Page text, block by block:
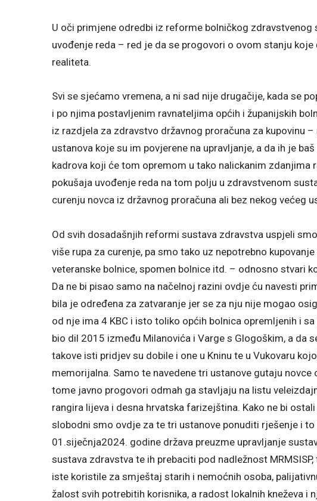
U oči primjene odredbi iz reforme bolničkog zdravstvenog
uvođenje reda – red je da se progovori o ovom stanju
realiteta.
Svi se sjećamo vremena, a ni sad nije drugačije, kada se
i po njima postavljenim ravnateljima općih i županijskih
iz razdjela za zdravstvo državnog proračuna za kupovinu
ustanova koje su im povjerene na upravljanje, a da ih je
kadrova koji će tom opremom u tako nalickanim zdanjima
pokušaja uvođenje reda na tom polju u zdravstvenom
curenju novca iz državnog proračuna ali bez nekog većeg
Od svih dosadašnjih reformi sustava zdravstva uspjeli
više rupa za curenje, pa smo tako uz nepotrebno
veteranske bolnice, spomen bolnice itd. – odnosno stvari
Da ne bi pisao samo na načelnoj razini ovdje ću navesti
bila je određena za zatvaranje jer se za nju nije mogao
od nje ima 4 KBC i isto toliko općih bolnica opremljenih i
bio dil 2015 između Milanovića i Varge s Glogoškim, a da
takove isti pridjev su dobile i one u Kninu te u Vukovaru
memorijalna. Samo te navedene tri ustanove gutaju novce
tome javno progovori odmah ga stavljaju na listu
rangira lijeva i desna hrvatska farizejština. Kako ne bi
slobodni smo ovdje za te tri ustanove ponuditi rješenje i to
01.siječnja2024. godine država preuzme upravljanje
sustava zdravstva te ih prebaciti pod nadležnost
iste koristile za smještaj starih i nemoćnih osoba,
žalost svih potrebitih korisnika, a radost lokalnih kneževa i